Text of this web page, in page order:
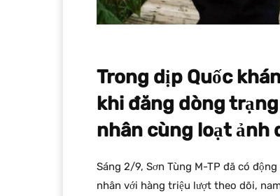
Trong dịp Quốc
khi đăng dòng
nhân cùng loạt ảnh
Sáng 2/9, Sơn Tùng M-TP đã có
nhân với hàng triệu lượt theo dõi,